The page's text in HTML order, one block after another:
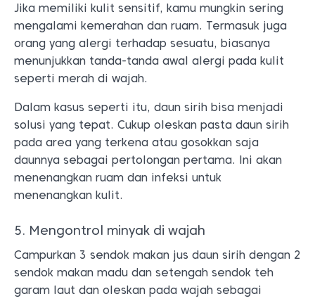
Jika memiliki kulit sensitif, kamu mungkin sering
mengalami kemerahan dan ruam. Termasuk juga
orang yang alergi terhadap sesuatu, biasanya
menunjukkan tanda-tanda awal alergi pada kulit
seperti merah di wajah.
Dalam kasus seperti itu, daun sirih bisa menjadi
solusi yang tepat. Cukup oleskan pasta daun sirih
pada area yang terkena atau gosokkan saja
daunnya sebagai pertolongan pertama. Ini akan
menenangkan ruam dan infeksi untuk
menenangkan kulit.
5. Mengontrol minyak di wajah
Campurkan 3 sendok makan jus daun sirih dengan 2
sendok makan madu dan setengah sendok teh
garam laut dan oleskan pada wajah sebagai